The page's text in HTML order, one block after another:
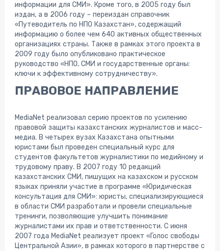
информации для СМИ». Кроме того, в 2005 году был
издан, а в 2006 году – переиздан справочник
«Путеводитель по НПО Казахстан», содержащий
информацию о более чем 640 активных общественных
организациях страны. Также в рамках этого проекта в
2009 году было опубликовано практическое
руководство «НПО, СМИ и государственные органы:
ключи к эффективному сотрудничеству».
ПРАВОВОЕ НАПРАВЛЕНИЕ
MediaNet реализовал серию проектов по усилению
правовой защиты казахстанских журналистов и масс-
медиа. В четырех вузах Казахстана опытными
юристами был проведен специальный курс для
студентов факультетов журналистики по медийному и
трудовому праву. В 2007 году 10 редакций
казахстанских СМИ, пишущих на казахском и русском
языках приняли участие в программе «Юридическая
консультация для СМИ»: юристы, специализирующиеся
в области СМИ разработали и провели специальные
тренинги, позволяющие улучшить понимание
журналистами их прав и ответственности. С июня
2007 года MediaNet реализует проект «Голос свободы
Центральной Азии», в рамках которого в партнерстве с